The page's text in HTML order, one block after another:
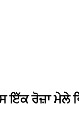
ਰੋਜ਼ਾ ਮੇਲੇ